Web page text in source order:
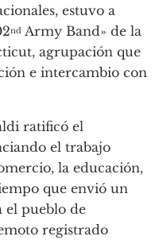
estuvo a
nd Army Band» de la
agrupación que
e intercambio con
ratificó el
el trabajo
la educación,
que envió un
el pueblo de
registrado